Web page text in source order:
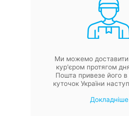
Ми можемо
кур'єром протягом
Пошта привезе його
куточок України
Докладніше